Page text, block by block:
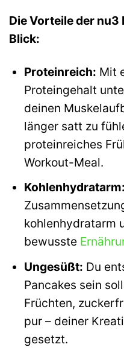
Die Vorteile der nu3
Blick:
Proteinreich: Mit
Proteingehalt
deinen
länger satt zu
proteinreiches
Workout-Meal.
Kohlenhydratarm:
kohlenhydratarm
bewusste
Ungesüßt: Du
Pancakes sein
Früchten,
pur – deiner
gesetzt.